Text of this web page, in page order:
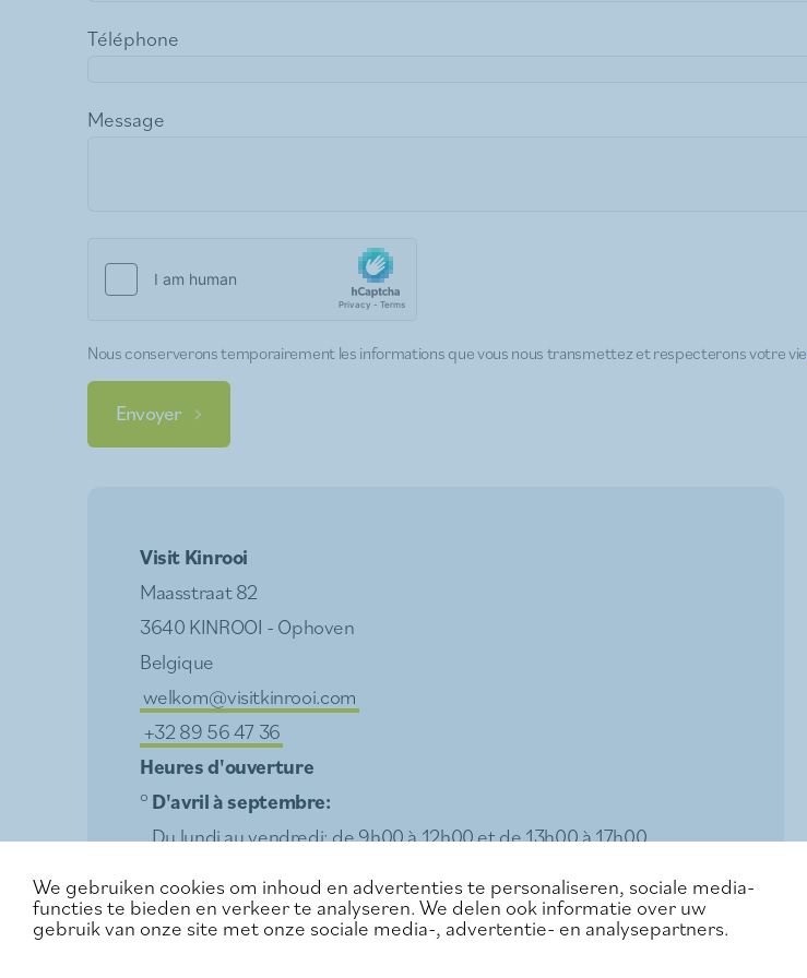
Téléphone
Message
Nous conserverons temporairement les informations que vous nous transmettez et respecterons votre vie
Envoyer
Visit Kinrooi
Maasstraat 82
3640 KINROOI - Ophoven
Belgique
welkom@visitkinrooi.com
+32 89 56 47 36
Heures d'ouverture
° D'avril à septembre:
Du lundi au vendredi: de 9h00 à 12h00 et de 13h00 à 17h00
Dimanche et jours fériés: de 10h00 à 15h00
°Octobre:
We gebruiken cookies om inhoud en advertenties te personaliseren, sociale media-
functies te bieden en verkeer te analyseren. We delen ook informatie over uw
gebruik van onze site met onze sociale media-, advertentie- en analysepartners.